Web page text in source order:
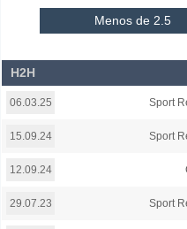
Menos de 2.5
H2H
06.03.25 Sport
15.09.24 Sport
12.09.24
29.07.23 Sport